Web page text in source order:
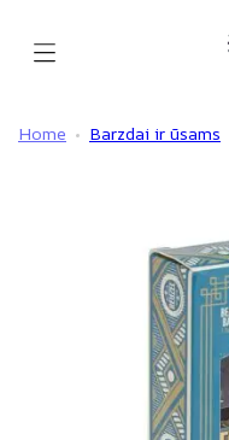
Home Barzdai ir ūsams